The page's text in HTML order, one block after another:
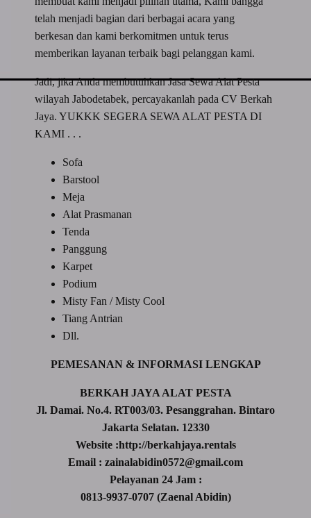
telah menjadi bagian dari berbagai acara yang
berkesan dan kami berkomitmen untuk terus
memberikan layanan terbaik bagi pelanggan kami.
Jadi, jika Anda membutuhkan Jasa Sewa Alat Pesta
wilayah Jabodetabek, percayakanlah pada CV Berkah
Jaya. YUKKK SEGERA SEWA ALAT PESTA DI
KAMI . . .
Sofa
Barstool
Meja
Alat Prasmanan
Tenda
Panggung
Karpet
Podium
Misty Fan / Misty Cool
Tiang Antrian
Dll.
PEMESANAN & INFORMASI LENGKAP
BERKAH JAYA ALAT PESTA
Jl. Damai. No.4. RT003/03. Pesanggrahan. Bintaro
Jakarta Selatan. 12330
Website :http://berkahjaya.rentals
Email : zainalabidin0572@gmail.com
Pelayanan 24 Jam :
0813-9937-0707 (Zaenal Abidin)